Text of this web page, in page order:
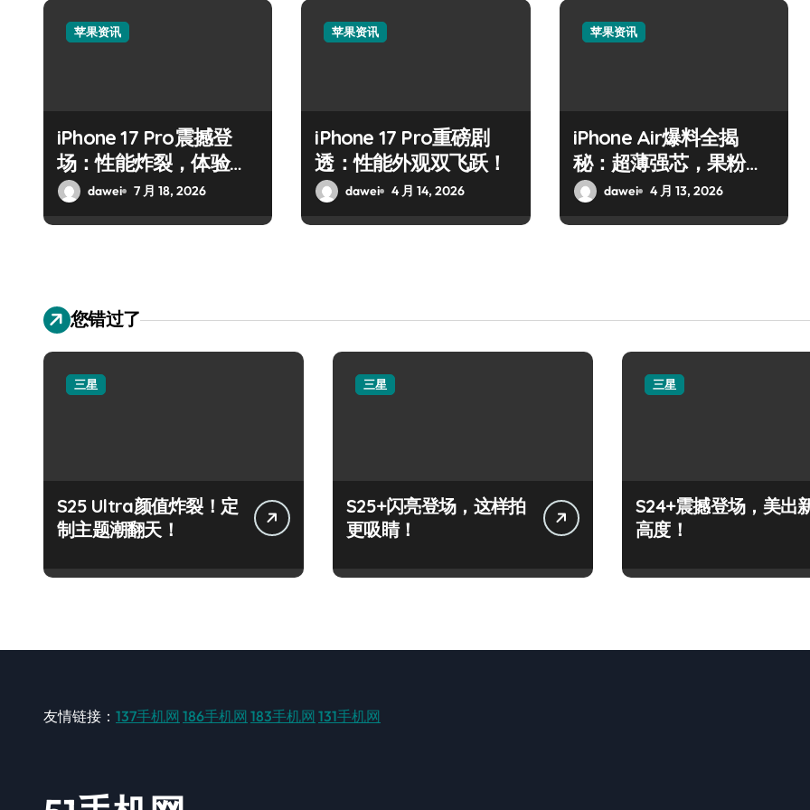
苹果资讯
iPhone 17 Pro震撼登
场：性能炸裂，体验全
面升维
dawei 7 月 18, 2026
苹果资讯
iPhone 17 Pro重磅剧
透：性能外观双飞跃！
dawei 4 月 14, 2026
苹果资讯
iPhone Air爆料全揭
秘：超薄强芯，果粉狂
喜！dawei 4 月 13, 2026
您错过了
三星
S25 Ultra颜值炸裂！定
制主题潮翻天！
三星
S25+闪亮登场，这样拍
更吸睛！
三星
S24+震撼登场，美出
高度！
友情链接： 137手机网 186手机网 183手机网 131手机网